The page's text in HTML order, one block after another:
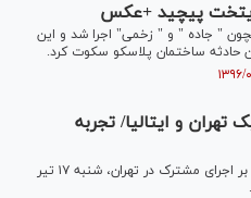
پیچید +عکس
" جاده " و " زخمی" اجرا شد و این
حادثه ساختمان پلاسکو سکوت کرد.
و ایتالیا/ تجربه
ارکستر سمفونیک تهران و ایتالیا علاوه بر اجرای مشترک در تهران، شنبه ۱۷ تیر